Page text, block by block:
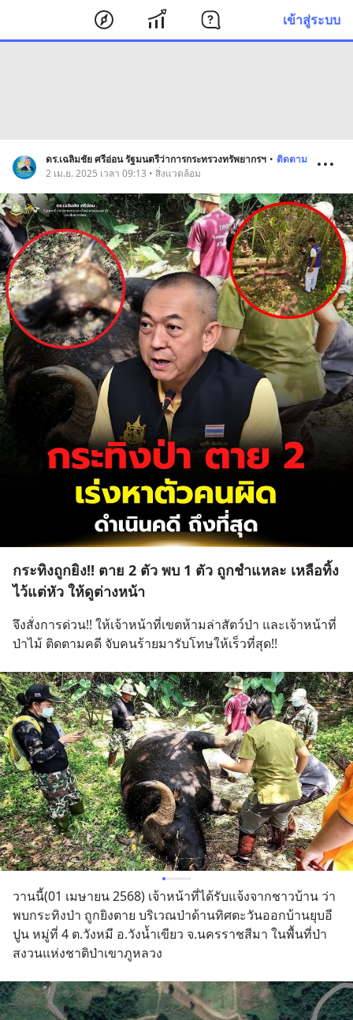
เข้าสู่ระบบ
ดร.เฉลิมชัย ศรีอ่อน รัฐมนตรีว่าการกระทรวงทรัพยากรฯ • ติดตาม
2 เม.ย. 2025 เวลา 09:13 • สิ่งแวดล้อม
กระทิงถูกยิง!! ตาย 2 ตัว พบ 1 ตัว ถูกชำแหละ เหลือทิ้ง
ไว้แต่หัว ให้ดูต่างหน้า
จึงสั่งการด่วน!! ให้เจ้าหน้าที่เขตห้ามล่าสัตว์ป่า และเจ้าหน้าที่
ป่าไม้ ติดตามคดี จับคนร้ายมารับโทษให้เร็วที่สุด!!
วานนี้(01 เมษายน 2568) เจ้าหน้าที่ได้รับแจ้งจากชาวบ้าน ว่า
พบกระทิงป่า ถูกยิงตาย บริเวณป่าด้านทิศตะวันออกบ้านยุบอี
ปูน หมู่ที่ 4 ต.วังหมี อ.วังน้ำเขียว จ.นครราชสีมา ในพื้นที่ป่า
สงวนแห่งชาติป่าเขาภูหลวง